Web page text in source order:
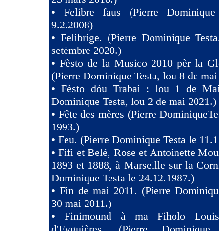
• Felibre faus (Pierre
9.2.2008)
• Felibrige. (Pierre Dominique
setèmbre 2020.)
• Fèsto de la Musico 2010 pèr la
(Pierre Dominique Testa, lou 8 de
•Fèsto dóu Trabai : lou 1 de
Dominique Testa, lou 2 de mai 2021.)
• Fête des mères (Pierre
1993.)
• Feu. (Pierre Dominique Testa le
•Fifi et Belé, Rose et Antoinette
1893 et 1888, à Marseille sur la
Dominique Testa le 24.12.1987.)
• Fin de mai 2011. (Pierre
30 mai 2011.)
• Finimound à ma Fiholo